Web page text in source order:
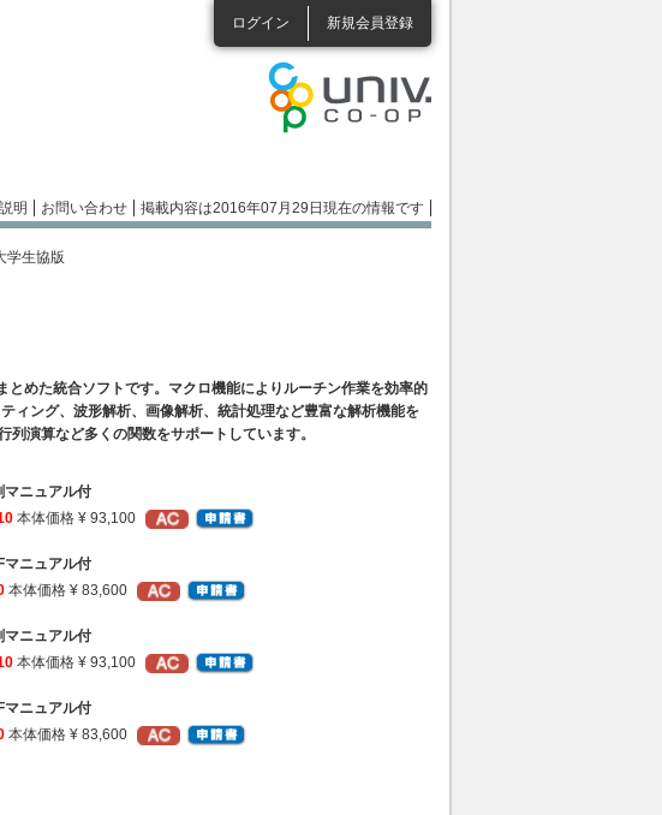
ログイン 新規会員登録
明 お問い合わせ 掲載内容は2016年07月29日現在の情報です
学生協版
めた統合ソフトです。マクロ機能によりルーチン作業を効率的
ィング、波形解析、画像解析、統計処理など豊富な解析機能を
演算など多くの関数をサポートしています。
マニュアル付
本体価格 ¥ 93,100
マニュアル付
本体価格 ¥ 83,600
マニュアル付
本体価格 ¥ 93,100
マニュアル付
本体価格 ¥ 83,600